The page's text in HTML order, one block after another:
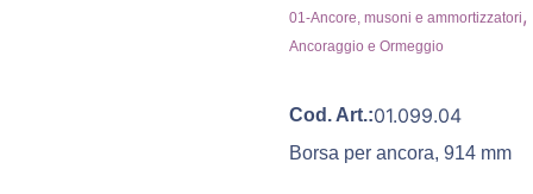
01-Ancore, musoni e ammortizzatori,
Ancoraggio e Ormeggio
Cod. Art.:01.099.04
Borsa per ancora, 914 mm